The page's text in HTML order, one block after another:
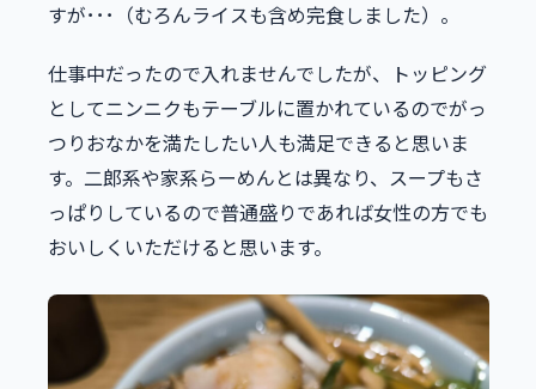
すが･･･（むろんライスも含め完食しました）。
仕事中だったので入れませんでしたが、トッピング
としてニンニクもテーブルに置かれているのでがっ
つりおなかを満たしたい人も満足できると思いま
す。二郎系や家系らーめんとは異なり、スープもさ
っぱりしているので普通盛りであれば女性の方でも
おいしくいただけると思います。